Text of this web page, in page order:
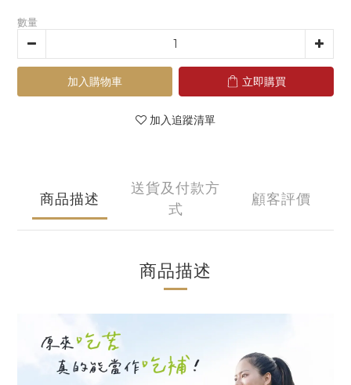
數量
加入購物車 立即購買
加入追蹤清單
商品描述
送貨及付款方
式
顧客評價
商品描述